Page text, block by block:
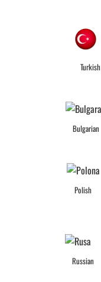
Turkish
Bulgarian
Polish
Russian